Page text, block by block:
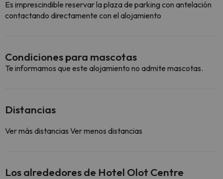
Es imprescindible reservar la plaza de parking con antelación
contactando directamente con el alojamiento
Condiciones para mascotas
Te informamos que este alojamiento no admite mascotas.
Distancias
Ver más distancias Ver menos distancias
Los alrededores de Hotel Olot Centre